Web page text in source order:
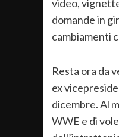
video,
domande in
cambiamenti
Resta ora da
ex
dicembre. Al
WWE e di